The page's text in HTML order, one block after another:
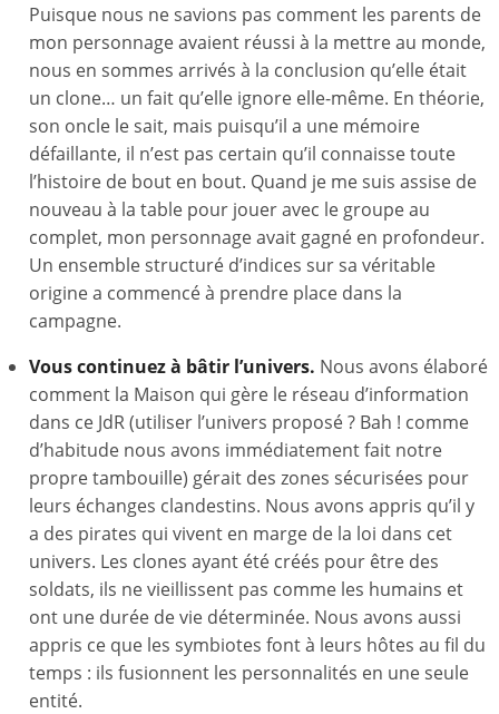
Puisque nous ne savions pas comment les parents de
mon personnage avaient réussi à la mettre au monde,
nous en sommes arrivés à la conclusion qu’elle était
un clone… un fait qu’elle ignore elle-même. En théorie,
son oncle le sait, mais puisqu’il a une mémoire
défaillante, il n’est pas certain qu’il connaisse toute
l’histoire de bout en bout. Quand je me suis assise de
nouveau à la table pour jouer avec le groupe au
complet, mon personnage avait gagné en profondeur.
Un ensemble structuré d’indices sur sa véritable
origine a commencé à prendre place dans la
campagne.
Vous continuez à bâtir l’univers. Nous avons élaboré
comment la Maison qui gère le réseau d’information
dans ce JdR (utiliser l’univers proposé ? Bah ! comme
d’habitude nous avons immédiatement fait notre
propre tambouille) gérait des zones sécurisées pour
leurs échanges clandestins. Nous avons appris qu’il y
a des pirates qui vivent en marge de la loi dans cet
univers. Les clones ayant été créés pour être des
soldats, ils ne vieillissent pas comme les humains et
ont une durée de vie déterminée. Nous avons aussi
appris ce que les symbiotes font à leurs hôtes au fil du
temps : ils fusionnent les personnalités en une seule
entité.